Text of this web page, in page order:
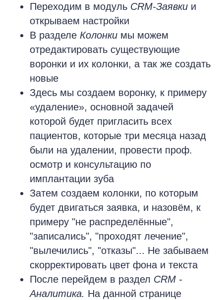
Переходим в модуль CRM-Заявки и
открываем настройки
В разделе Колонки мы можем
отредактировать существующие
воронки и их колонки, а так же создать
новые
Здесь мы создаем воронку, к примеру
«удаление», основной задачей
которой будет пригласить всех
пациентов, которые три месяца назад
были на удалении, провести проф.
осмотр и консультацию по
имплантации зуба
Затем создаем колонки, по которым
будет двигаться заявка, и назовём, к
примеру "не распределённые",
"записались", "проходят лечение",
"вылечились", "отказы"... Не забываем
скорректировать цвет фона и текста
После перейдем в раздел CRM -
Аналитика. На данной странице